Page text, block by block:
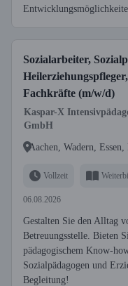
Sozialarbeiter,
Fachkräfte (m/w/d)
Kaspar-X
GmbH
Aachen, Wadern,
Vollzeit
06.08.2026
Gestalten Sie den Alltag
Betreuungsstelle. Bieten
pädagogischem Know-
Sozialpädagogen und
Begleitung!